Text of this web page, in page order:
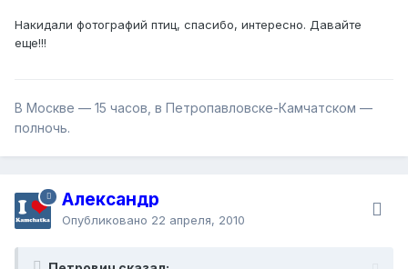
Накидали фотографий птиц, спасибо, интересно. Давайте
еще!!!
В Москве — 15 часов, в Петропавловске-Камчатском —
полночь.
Александр
Опубликовано 22 апреля, 2010